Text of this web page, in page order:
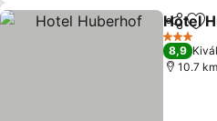
Hotel
3
8,9
10.7